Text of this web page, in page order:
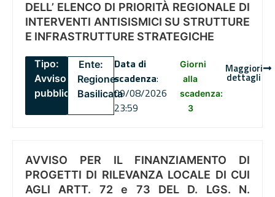
DELL’ ELENCO DI PRIORITÀ REGIONALE DI
INTERVENTI ANTISISMICI SU STRUTTURE
E INFRASTRUTTURE STRATEGICHE
Tipo:
Avviso
pubblico
Ente:
Regione
Basilicata
Data di
scadenza:
09/08/2026
23:59
Giorni
alla
scadenza:
3
Maggiori
dettagli
AVVISO PER IL FINANZIAMENTO DI
PROGETTI DI RILEVANZA LOCALE DI CUI
AGLI ARTT. 72 e 73 DEL D. LGS. N.